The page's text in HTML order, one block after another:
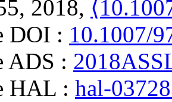
2018,
DOI : 10.1007/
ADS :
HAL : hal-